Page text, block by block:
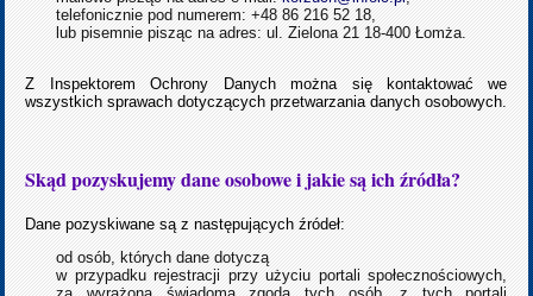
telefonicznie pod numerem: +48 86 216 52 18,
lub pisemnie pisząc na adres: ul. Zielona 21 18-400 Łomża.
Z Inspektorem Ochrony Danych można się kontaktować we
wszystkich sprawach dotyczących przetwarzania danych osobowych.
Skąd pozyskujemy dane osobowe i jakie są ich źródła?
Dane pozyskiwane są z następujących źródeł:
od osób, których dane dotyczą
w przypadku rejestracji przy użyciu portali społecznościowych,